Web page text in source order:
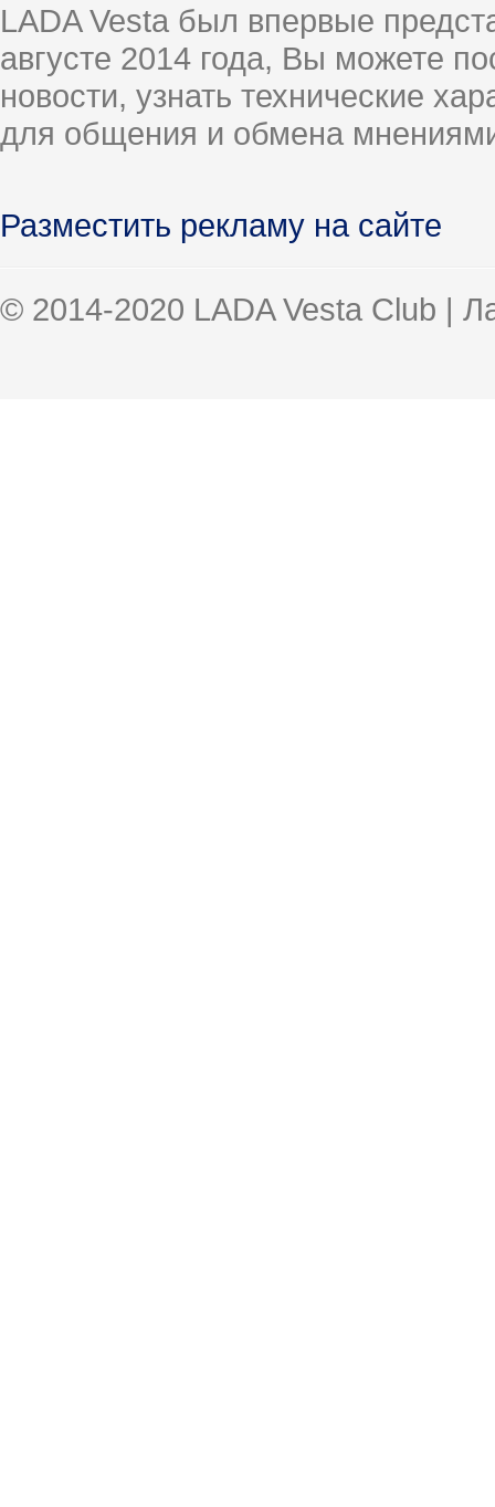
LADA Vesta был впервые
августе 2014 года, Вы можете
новости, узнать технические
для общения и обмена
Разместить рекламу на сайте
© 2014-2020 LADA Vesta Club |